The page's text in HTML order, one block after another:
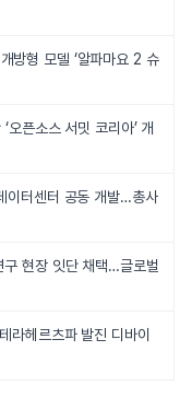
방형 모델 ‘알파마요 2 슈
오픈소스 서밋 코리아’ 개
이터센터 공동 개발…총사
구 현장 잇단 채택…글로벌
라헤르츠파 발진 디바이